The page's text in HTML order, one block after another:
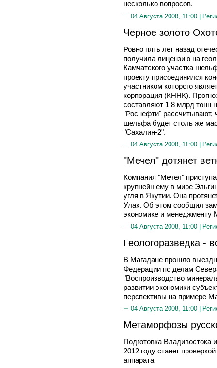
несколько вопросов.
04 Августа 2008, 11:00 |
Черное золото
Ровно пять лет назад
получила лицензию на
Камчатского участка
проекту присоединился
участником которого
корпорация (КННК).
составляют 1,8 млрд тонн
"Роснефти" рассчитывают,
шельфа будет столь же
"Сахалин-2".
04 Августа 2008, 11:00 |
"Мечел" дотянет
Компания "Мечел"
крупнейшему в мире
угля в Якутии. Она
Улак. Об этом сообщил
экономике и
04 Августа 2008, 11:00 |
Геологоразведка -
В Магадане прошло
Федерации по делам
"Воспроизводство
развитии экономики
перспективы на примере
04 Августа 2008, 11:00 |
Метаморфозы
Подготовка Владивостока
2012 году станет
аппарата